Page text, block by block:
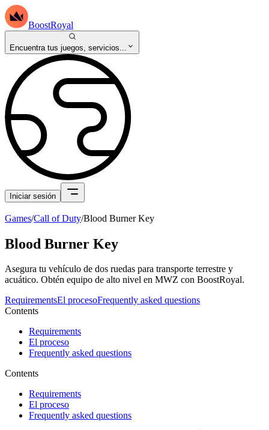
BoostRoyal
Encuentra tus juegos, servicios...
Iniciar sesión
Games/Call of Duty/Blood Burner Key
Blood Burner Key
Asegura tu vehículo de dos ruedas para transporte terrestre y
acuático. Obtén equipo de alto nivel en MWZ con BoostRoyal.
RequirementsEl procesoFrequently asked questions
Contents
Requirements
El proceso
Frequently asked questions
Contents
Requirements
El proceso
Frequently asked questions